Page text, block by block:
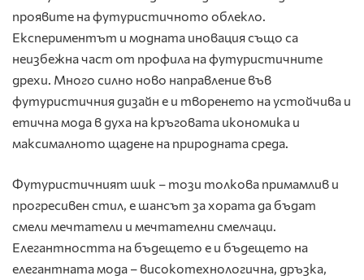
проявите на футуристичното облекло.
Експериментът и модната иновация също са
неизбежна част от профила на футуристичните
дрехи. Много силно ново направление във
футуристичния дизайн е и творенето на устойчива и
етична мода в духа на кръговата икономика и
максималното щадене на природната среда.
Футуристичният шик – този толкова примамлив и
прогресивен стил, е шансът за хората да бъдат
смели мечтатели и мечтателни смелчаци.
Елегантността на бъдещето е и бъдещето на
елегантната мода – високотехнологична, дръзка,